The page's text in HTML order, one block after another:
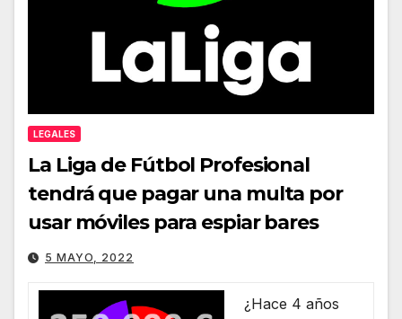
LEGALES
La Liga de Fútbol Profesional
tendrá que pagar una multa por
usar móviles para espiar bares
5 MAYO, 2022
¿Hace 4 años